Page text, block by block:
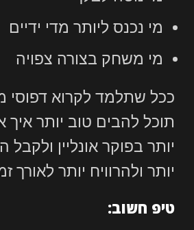
מי נכנס ליותר מדי ידיים
מי משחק בצורה צפויה
ככל שתלמד לקרוא דפוסי
תוכל להבים טוב יותר
יותר בפוקר אונליין
יותר ולהרוויח יותר לאורך
טיפ חשוב: